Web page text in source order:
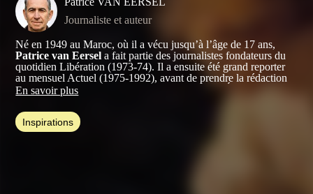
Journaliste et auteur
Né en 1949 au Maroc, où il a vécu jusqu’à l’âge de 17 ans,
Patrice van Eersel a fait partie des journalistes fondateurs du
quotidien Libération (1973-74). Il a ensuite été grand reporter
au mensuel Actuel (1975-1992), avant de prendre la rédaction
en chef des magazines Nouvelles Clés, puis CLÉS, et la
direction de la collection éponyme aux éditions Albin Michel
(1993-2021).
Marié, père de quatre enfants et grand-père de sept petits-
En savoir plus
Inspirations